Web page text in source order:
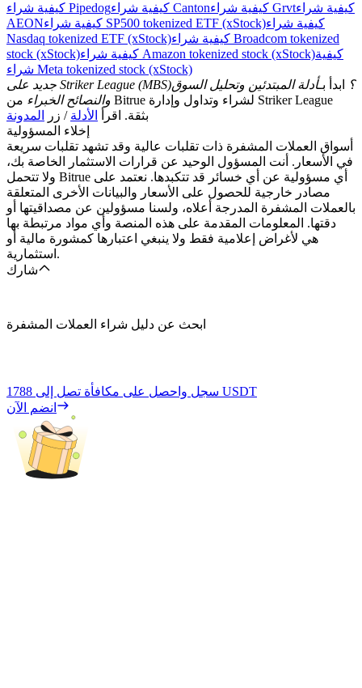
كيفية شراء Pipedog كيفية شراء Canton كيفية شراء Grvtكيفية شراء
AEON
كيفية شراء SP500 tokenized ETF (xStock)كيفية شراء
Nasdaq tokenized ETF (xStock)كيفية شراء Broadcom tokenized
stock (xStock)
كيفية شراء Amazon tokenized stock (xStock)كيفية
شراء Meta tokenized stock (xStock)
جديد على Striker League (MBS)؟
ابدأ بـأدلة المبتدئين وتحليل السوق
والنصائح الخبراء من Bitrue لشراء وتداول وإدارة Striker League
بثقة. اقرأ
الأدلة / زر
المدونة
إخلاء المسؤولية
أسواق العملات المشفرة ذات تقلبات عالية وقد تشهد تقلبات سريعة
في الأسعار. أنت المسؤول الوحيد عن قرارات الاستثمار الخاصة بك،
ولا تتحمل Bitrue أي مسؤولية عن أي خسائر قد تتكبدها. نعتمد على
مصادر خارجية للحصول على الأسعار والبيانات الأخرى المتعلقة
بالعملات المشفرة المدرجة أعلاه، ولسنا مسؤولين عن مصداقيتها أو
دقتها. المعلومات المقدمة على هذه المنصة وأي مواد مرتبطة بها
هي لأغراض إعلامية فقط ولا ينبغي اعتبارها كمشورة مالية أو
استثمارية.
شارك
ابحث عن دليل شراء العملات المشفرة
سجل واحصل على مكافأة تصل إلى 1788 USDT
انضم الآن